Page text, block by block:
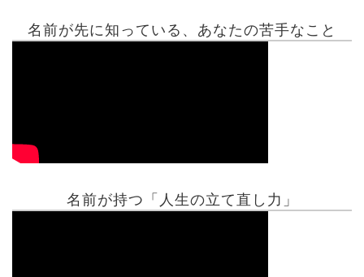
名前が先に知っている、あなたの苦手なこと
名前が持つ「人生の立て直し力」